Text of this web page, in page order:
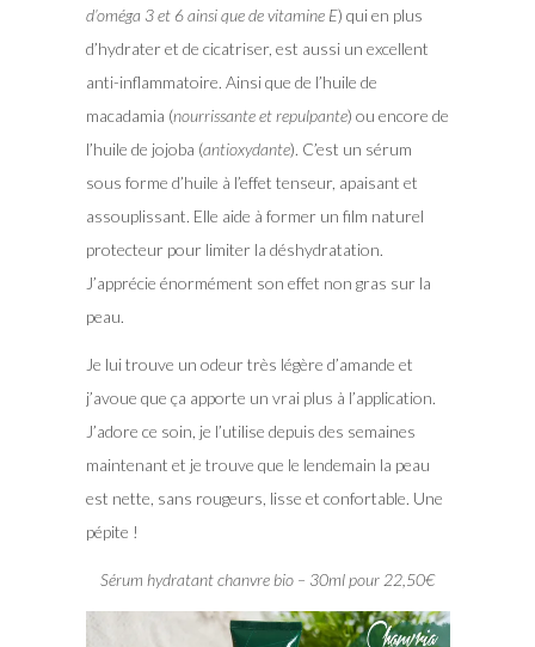
d’oméga 3 et 6 ainsi que de vitamine E) qui en plus
d’hydrater et de cicatriser, est aussi un excellent
anti-inflammatoire. Ainsi que de l’huile de
macadamia (nourrissante et repulpante) ou encore de
l’huile de jojoba (antioxydante). C’est un sérum
sous forme d’huile à l’effet tenseur, apaisant et
assouplissant. Elle aide à former un film naturel
protecteur pour limiter la déshydratation.
J’apprécie énormément son effet non gras sur la
peau.
Je lui trouve un odeur très légère d’amande et
j’avoue que ça apporte un vrai plus à l’application.
J’adore ce soin, je l’utilise depuis des semaines
maintenant et je trouve que le lendemain la peau
est nette, sans rougeurs, lisse et confortable. Une
pépite !
Sérum hydratant chanvre bio – 30ml pour 22,50€